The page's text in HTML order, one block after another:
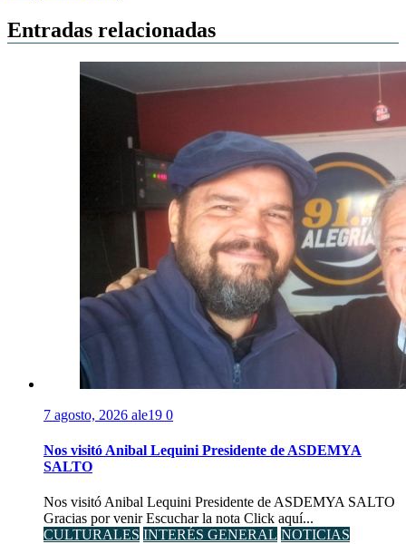
Entradas relacionadas
7 agosto, 2026 ale19 0
Nos visitó Anibal Lequini Presidente de ASDEMYA
SALTO
Nos visitó Anibal Lequini Presidente de ASDEMYA SALTO
Gracias por venir Escuchar la nota Click aquí...
CULTURALES INTERÉS GENERAL NOTICIAS